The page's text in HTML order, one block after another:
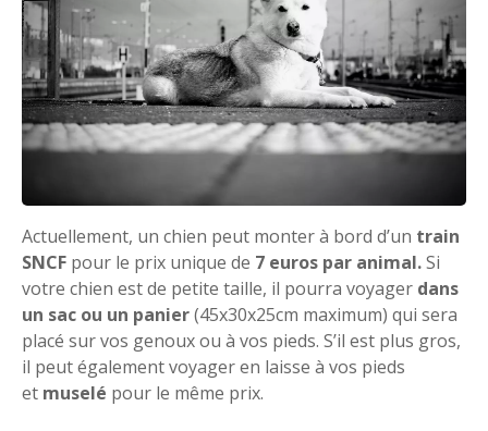
Actuellement, un chien peut monter à bord d’un train
SNCF pour le prix unique de 7 euros par animal.Si
votre chien est de petite taille, il pourra voyager dans
un sac ou un panier(45x30x25cm maximum) qui sera
placé sur vos genoux ou à vos pieds. S’il est plus gros,
il peut également voyager en laisse à vos pieds
et muselé pour le même prix.